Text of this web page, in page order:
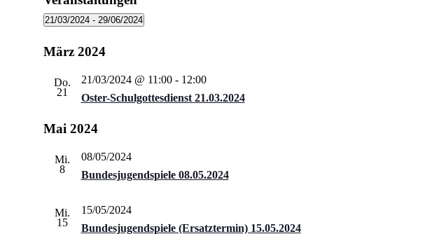
21/03/2024 - 29/06/2024
wählen.
März 2024
Do.
21
Oster-Schulgottesdienst 21.03.2024
21/03/2024 @ 11:00- 12:00
Mai 2024
Mi.
8
Bundesjugendspiele 08.05.2024
08/05/2024
Mi.
15
Bundesjugendspiele (Ersatztermin) 15.05.2024
15/05/2024